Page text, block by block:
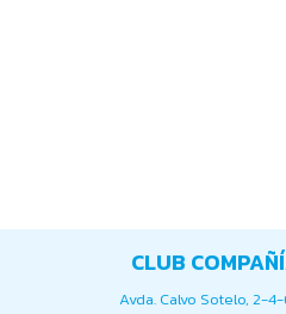
CLUB
Avda. Calvo Sotelo, 2-